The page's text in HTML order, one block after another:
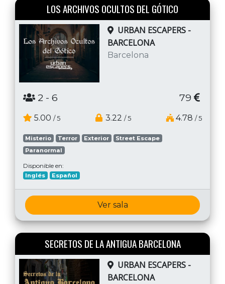
LOS ARCHIVOS OCULTOS DEL GÓTICO
URBAN ESCAPERS -
BARCELONA
Barcelona
2 - 6 79
5.00 / 5 3.22 / 5 4.78 / 5
Misterio Terror Exterior
Street Escape
Paranormal
Disponible en:
Inglés Español
Ver sala
SECRETOS DE LA ANTIGUA BARCELONA
URBAN ESCAPERS -
BARCELONA